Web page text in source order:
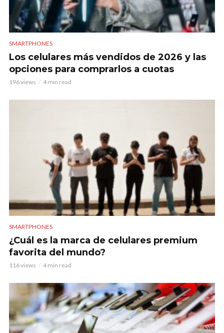
SMARTPHONES
Los celulares más vendidos de 2026 y las
opciones para comprarlos a cuotas
196 views 4 min read
SMARTPHONES
¿Cuál es la marca de celulares premium
favorita del mundo?
116 views 4 min read